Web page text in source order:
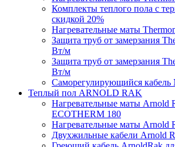
Комплекты теплого пола с
скидкой 20%
Нагревательные маты
Защита труб от замерзания
Вт/м
Защита труб от замерзания
Вт/м
Саморегулирующийся кабель
Теплый пол ARNOLD RAK
Нагревательные маты Arnold
ECOTHERM 180
Нагревательные маты Arnold
Двухжильные кабели Arnold